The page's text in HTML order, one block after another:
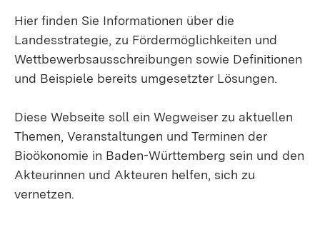
Hier finden Sie Informationen über die
Landesstrategie, zu Fördermöglichkeiten und
Wettbewerbsausschreibungen sowie Definitionen
und Beispiele bereits umgesetzter Lösungen.
Diese Webseite soll ein Wegweiser zu aktuellen
Themen, Veranstaltungen und Terminen der
Bioökonomie in Baden-Württemberg sein und den
Akteurinnen und Akteuren helfen, sich zu
vernetzen.